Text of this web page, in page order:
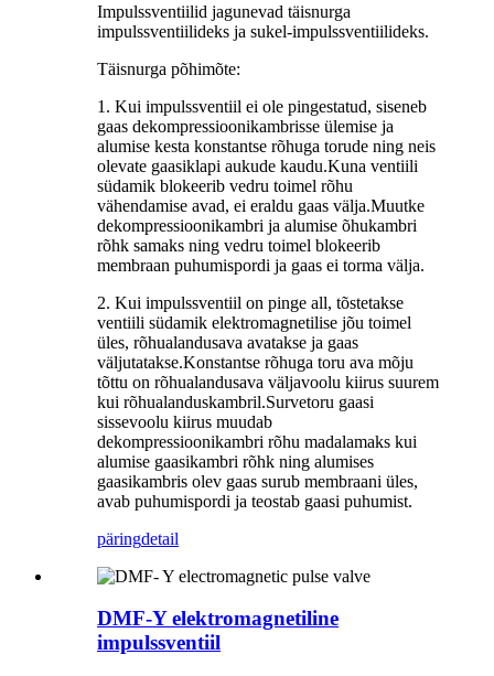
Impulssventiilid jagunevad täisnurga
impulssventiilideks ja sukel-impulssventiilideks.
Täisnurga põhimõte:
1. Kui impulssventiil ei ole pingestatud, siseneb
gaas dekompressioonikambrisse ülemise ja
alumise kesta konstantse rõhuga torude ning neis
olevate gaasiklapi aukude kaudu.Kuna ventiili
südamik blokeerib vedru toimel rõhu
vähendamise avad, ei eraldu gaas välja.Muutke
dekompressioonikambri ja alumise õhukambri
rõhk samaks ning vedru toimel blokeerib
membraan puhumispordi ja gaas ei torma välja.
2. Kui impulssventiil on pinge all, tõstetakse
ventiili südamik elektromagnetilise jõu toimel
üles, rõhualandusava avatakse ja gaas
väljutatakse.Konstantse rõhuga toru ava mõju
tõttu on rõhualandusava väljavoolu kiirus suurem
kui rõhualanduskambril.Survetoru gaasi
sissevoolu kiirus muudab
dekompressioonikambri rõhu madalamaks kui
alumise gaasikambri rõhk ning alumises
gaasikambris olev gaas surub membraani üles,
avab puhumispordi ja teostab gaasi puhumist.
päringdetail
DMF-Y elektromagnetiline
impulssventiil